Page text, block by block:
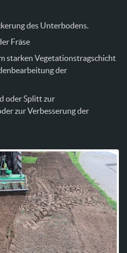
des Unterbodens.
Fräse
starken Vegetationstragschicht
der
oder Splitt zur
zur Verbesserung der